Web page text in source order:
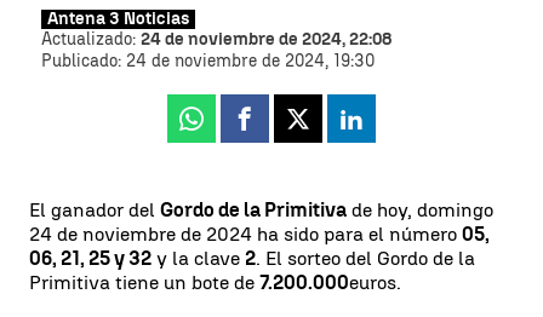
Antena 3 Noticias
Actualizado: 24 de noviembre de 2024, 22:08
Publicado: 24 de noviembre de 2024, 19:30
Whatsapp
Facebook
X Linkedin
El ganador del Gordo de la Primitiva de hoy, domingo
24 de noviembre de 2024 ha sido para el número 05,
06, 21, 25 y 32 y la clave 2. El sorteo del Gordo de la
Primitiva tiene un bote de 7.200.000euros.